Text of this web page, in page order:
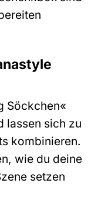
Söckchen«
lassen sich zu
kombinieren.
wie du deine
setzen